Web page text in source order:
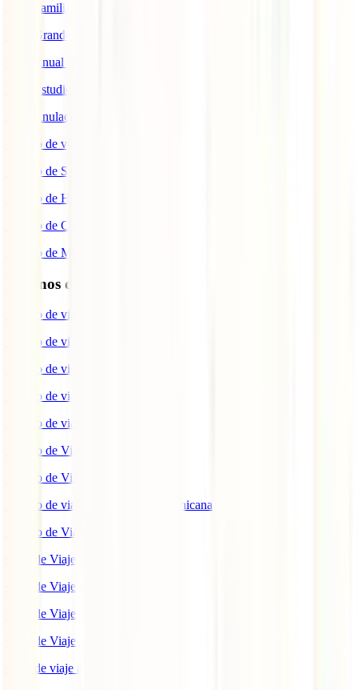
IATI Familia
IATI Grandes Viajeros
IATI Anual Multiviaje
IATI Estudios
IATI Anulación Premium
Seguro de viaje COVID
Seguro de Salud
Seguro de Hogar
Seguro de Coche
Seguro de Moto
Destinos de interés
Seguro de viaje a EEUU
Seguro de viaje a Indonesia
Seguro de viaje a Marruecos
Seguro de viaje a Reino Unido
Seguro de viaje a México
Seguro de Viaje a Tailandia
Seguro de Viaje a China
Seguro de viaje a República Dominicana
Seguro de Viaje a Colombia
Guía de Viaje a Estados Unidos
Guía de Viaje a México
Guía de Viaje a Marruecos
Guía de Viaje a Cuba
Guía de viaje a Indonesia